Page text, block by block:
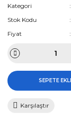
Kategori
Stok Kodu
Fiyat
SEPETE
Karşılaştır